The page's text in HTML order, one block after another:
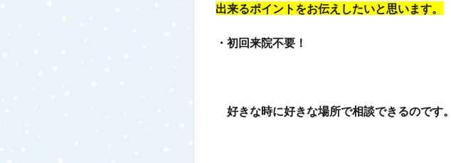
出来るポイントをお伝えしたいと思います。
・初回来院不要！
好きな時に好きな場所で相談できるのです。